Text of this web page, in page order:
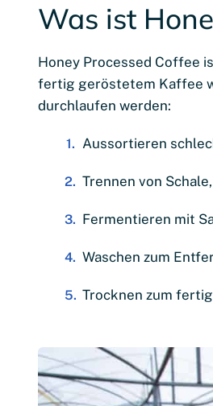
Was ist
Honey Processed Coffee
fertig geröstetem Kaffee
durchlaufen werden:
Aussortieren
Trennen von
Fermentieren mit
Waschen zum
Trocknen zum